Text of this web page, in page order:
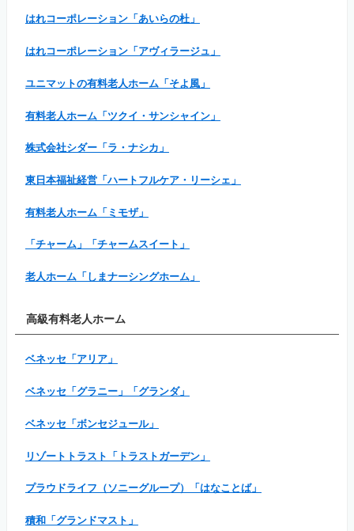
はれコーポレーション「あいらの杜」
はれコーポレーション「アヴィラージュ」
ユニマットの有料老人ホーム「そよ風」
有料老人ホーム「ツクイ・サンシャイン」
株式会社シダー「ラ・ナシカ」
東日本福祉経営「ハートフルケア・リーシェ」
有料老人ホーム「ミモザ」
「チャーム」「チャームスイート」
老人ホーム「しまナーシングホーム」
高級有料老人ホーム
ベネッセ「アリア」
ベネッセ「グラニー」「グランダ」
ベネッセ「ボンセジュール」
リゾートトラスト「トラストガーデン」
プラウドライフ（ソニーグループ）「はなことば」
積和「グランドマスト」